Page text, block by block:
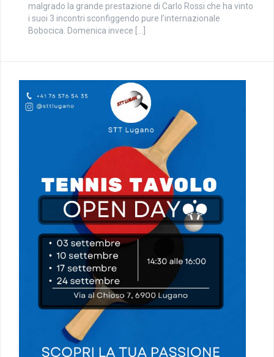
malgrado la grande prestazione di Carlo Rossi che ha vinto
i suoi 3 incontri sconfiggendo pure l’internazionale
Bobocica. Domenica invece […]